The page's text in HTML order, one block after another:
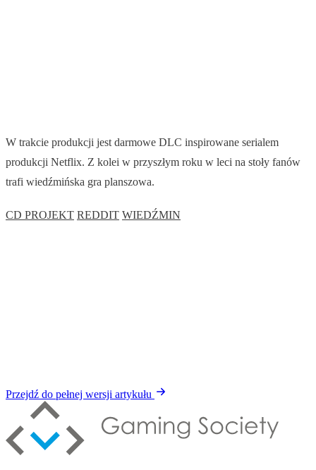
W trakcie produkcji jest darmowe DLC inspirowane serialem
produkcji Netflix. Z kolei w przyszłym roku w leci na stoły fanów
trafi wiedźmińska gra planszowa.
CD PROJEKT REDDIT WIEDŹMIN
Przejdź do pełnej wersji artykułu